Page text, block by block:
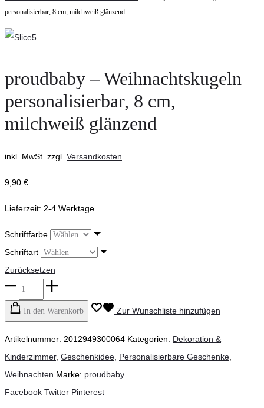
personalisierbar,
8
matt
Weihnachtselfenpuppe
Granpa
personalisierbar, 8 cm, milchweiß glänzend
proudbaby – Weihnachtskugeln
personalisierbar, 8 cm,
milchweiß glänzend
inkl. MwSt. zzgl. Versandkosten
9,90 €
Lieferzeit: 2-4 Werktage
Schriftfarbe
Schriftart
Zurücksetzen
proudbaby
-
Weihnachtskugeln
personalisierbar,
8
cm,
milchweiß
In den Warenkorb Zur Wunschliste hinzufügen
Artikelnummer: 2012949300064 Kategorien: Dekoration &
Kinderzimmer, Geschenkidee Personalisierbare Geschenke
Weihnachten Marke: proudbaby
Teilen
Facebook Twitter Pinterest